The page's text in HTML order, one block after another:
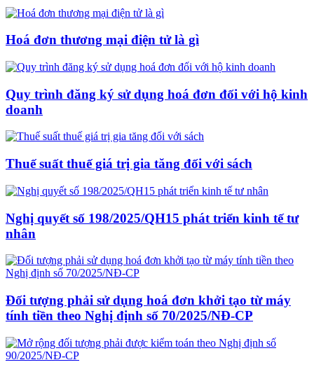
Hoá đơn thương mại điện tử là gì
Quy trình đăng ký sử dụng hoá đơn đối với hộ kinh
doanh
Thuế suất thuế giá trị gia tăng đối với sách
Nghị quyết số 198/2025/QH15 phát triển kinh tế tư
nhân
Đối tượng phải sử dụng hoá đơn khởi tạo từ máy
tính tiền theo Nghị định số 70/2025/NĐ-CP